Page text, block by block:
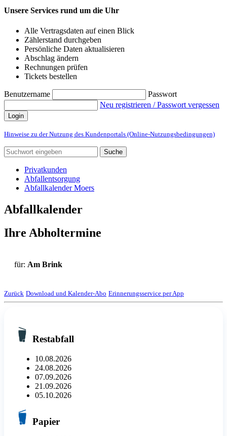
Unsere Services rund um die Uhr
Alle Vertragsdaten auf einen Blick
Zählerstand durchgeben
Persönliche Daten aktualisieren
Abschlag ändern
Rechnungen prüfen
Tickets bestellen
Benutzername
Passwort
Neu registrieren / Passwort vergessen
Login
Hinweise zu der Nutzung des Kundenportals (Online-Nutzungsbedingungen)
Suche
Privatkunden
Abfallentsorgung
Abfallkalender Moers
Abfallkalender
Ihre Abholtermine
für: Am Brink
Zurück Download und Kalender-Abo Erinnerungsservice per App
Restabfall
10.08.2026
24.08.2026
07.09.2026
21.09.2026
05.10.2026
Papier